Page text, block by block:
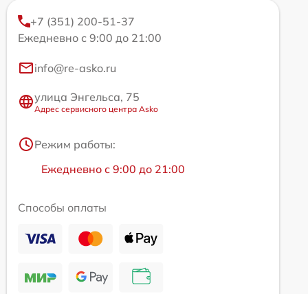
+7 (351) 200-51-37
Ежедневно с 9:00 до 21:00
info@re-asko.ru
улица Энгельса, 75
Адрес сервисного центра Asko
Режим работы:
Ежедневно с 9:00 до 21:00
Способы оплаты